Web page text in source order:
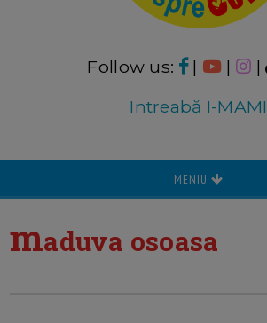
Follow us: | | |
Intreabă I-MAMI
MENIU
maduva osoasa